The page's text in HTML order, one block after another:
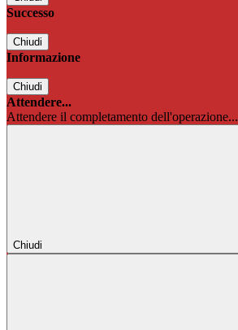
Successo
Chiudi
Informazione
Chiudi
Attendere...
Attendere il completamento dell'operazione...
Chiudi